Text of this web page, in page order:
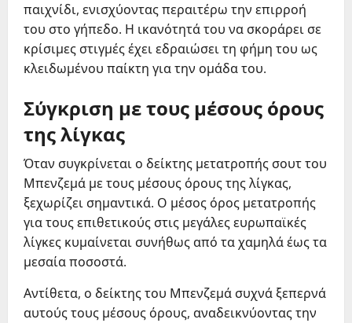
παιχνίδι, ενισχύοντας περαιτέρω την επιρροή
του στο γήπεδο. Η ικανότητά του να σκοράρει σε
κρίσιμες στιγμές έχει εδραιώσει τη φήμη του ως
κλειδωμένου παίκτη για την ομάδα του.
Σύγκριση με τους μέσους όρους
της λίγκας
Όταν συγκρίνεται ο δείκτης μετατροπής σουτ του
Μπενζεμά με τους μέσους όρους της λίγκας,
ξεχωρίζει σημαντικά. Ο μέσος όρος μετατροπής
για τους επιθετικούς στις μεγάλες ευρωπαϊκές
λίγκες κυμαίνεται συνήθως από τα χαμηλά έως τα
μεσαία ποσοστά.
Αντίθετα, ο δείκτης του Μπενζεμά συχνά ξεπερνά
αυτούς τους μέσους όρους, αναδεικνύοντας την